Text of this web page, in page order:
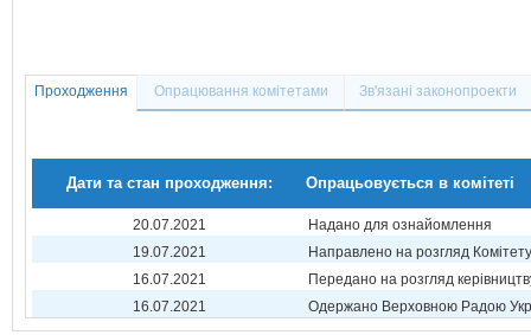
Проходження Опрацювання комітетами Зв'язані законопроекти
Дати та стан проходження: Опрацьовується в комітеті
20.07.2021
Надано для ознайомлення
19.07.2021
Направлено на розгляд Комітету
16.07.2021
Передано на розгляд
16.07.2021
Одержано Верховною Радою